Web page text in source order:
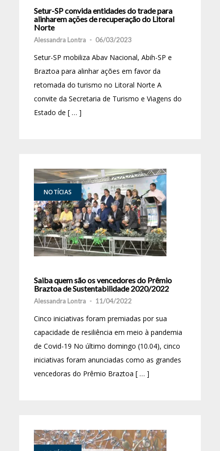
Setur-SP convida entidades do trade para
alinharem ações de recuperação do Litoral
Norte
Alessandra Lontra - 06/03/2023
Setur-SP mobiliza Abav Nacional, Abih-SP e
Braztoa para alinhar ações em favor da
retomada do turismo no Litoral Norte A
convite da Secretaria de Turismo e Viagens do
Estado de [ … ]
NOTÍCIAS
Saiba quem são os vencedores do Prêmio
Braztoa de Sustentabilidade 2020/2022
Alessandra Lontra - 11/04/2022
Cinco iniciativas foram premiadas por sua
capacidade de resiliência em meio à pandemia
de Covid-19 No último domingo (10.04), cinco
iniciativas foram anunciadas como as grandes
vencedoras do Prêmio Braztoa [ … ]